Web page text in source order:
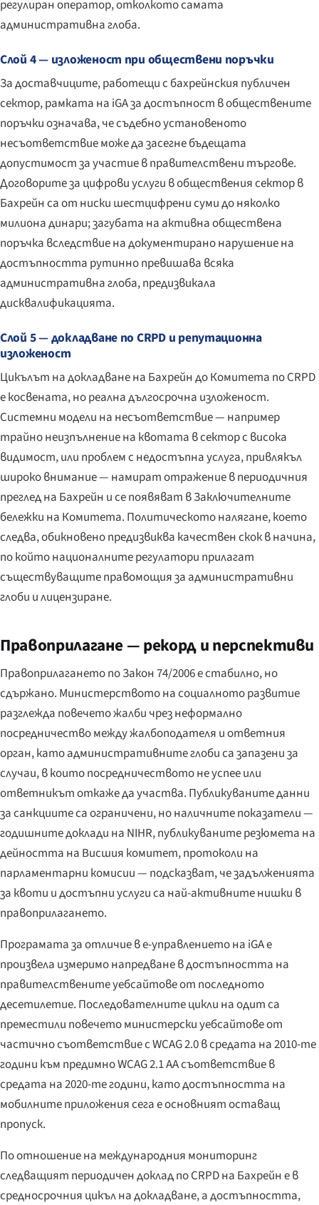
регулиран оператор, отколкото самата
административна глоба.
Слой 4 — изложеност при обществени поръчки
За доставчиците, работещи с бахрейнския публичен
сектор, рамката на iGA за достъпност в обществените
поръчки означава, че съдебно установеното
несъответствие може да засегне бъдещата
допустимост за участие в правителствени търгове.
Договорите за цифрови услуги в обществения сектор в
Бахрейн са от ниски шестцифрени суми до няколко
милиона динари; загубата на активна обществена
поръчка вследствие на документирано нарушение на
достъпността рутинно превишава всяка
административна глоба, предизвикала
дисквалификацията.
Слой 5 — докладване по CRPD и репутационна
изложеност
Цикълът на докладване на Бахрейн до Комитета по CRPD
е косвената, но реална дългосрочна изложеност.
Системни модели на несъответствие — например
трайно неизпълнение на квотата в сектор с висока
видимост, или проблем с недостъпна услуга, привлякъл
широко внимание — намират отражение в периодичния
преглед на Бахрейн и се появяват в Заключителните
бележки на Комитета. Политическото налягане, което
следва, обикновено предизвиква качествен скок в начина,
по който националните регулатори прилагат
съществуващите правомощия за административни
глоби и лицензиране.
Правоприлагане — рекорд и перспективи
Правоприлагането по Закон 74/2006 е стабилно, но
сдържано. Министерството на социалното развитие
разглежда повечето жалби чрез неформално
посредничество между жалбоподателя и ответния
орган, като административните глоби са запазени за
случаи, в които посредничеството не успее или
ответникът откаже да участва. Публикуваните данни
за санкциите са ограничени, но наличните показатели —
годишните доклади на NIHR, публикуваните резюмета на
дейността на Висшия комитет, протоколи на
парламентарни комисии — подсказват, че задълженията
за квоти и достъпни услуги са най-активните нишки в
правоприлагането.
Програмата за отличие в е-управлението на iGA е
произвела измеримо напредване в достъпността на
правителствените уебсайтове от последното
десетилетие. Последователните цикли на одит са
преместили повечето министерски уебсайтове от
частично съответствие с WCAG 2.0 в средата на 2010-те
години към предимно WCAG 2.1 AA съответствие в
средата на 2020-те години, като достъпността на
мобилните приложения сега е основният оставащ
пропуск.
По отношение на международния мониторинг
следващият периодичен доклад по CRPD на Бахрейн е в
средносрочния цикъл на докладване, а достъпността,